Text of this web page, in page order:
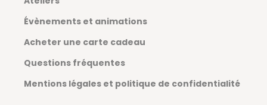
Évènements et animations
Acheter une carte cadeau
Questions fréquentes
Mentions légales et politique de confidentialité